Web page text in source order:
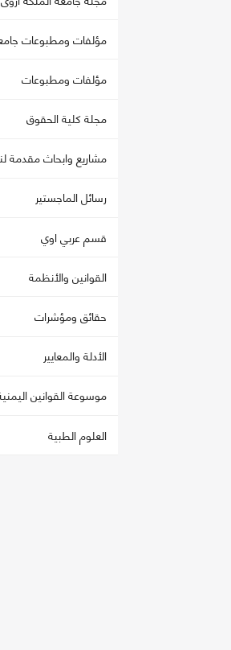
مؤلفات ومطبوعات
مؤلفات ومطبوعات
مجلة كلية الحقوق
مشاريع وابحاث مقدمة
رسائل الماجستير
قسم عربي اوي
القوانين والأنظمة
حقائق ومؤشرات
الأدلة والمعايير
موسوعة القوانين
العلوم الطبية